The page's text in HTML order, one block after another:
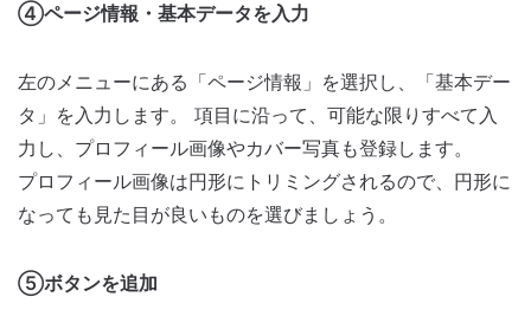
④ページ情報・基本データを入力
左のメニューにある「ページ情報」を選択し、「基本デー
タ」を入力します。 項目に沿って、可能な限りすべて入
力し、プロフィール画像やカバー写真も登録します。
プロフィール画像は円形にトリミングされるので、円形に
なっても見た目が良いものを選びましょう。
⑤ボタンを追加